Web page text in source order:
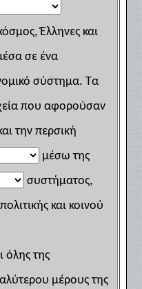
Έλληνες και
σε ένα
σύστημα. Τα
που αφορούσαν
την περσική
μέσω της
συστήματος,
πολιτικής και κοινού
όλης της
μέρους της